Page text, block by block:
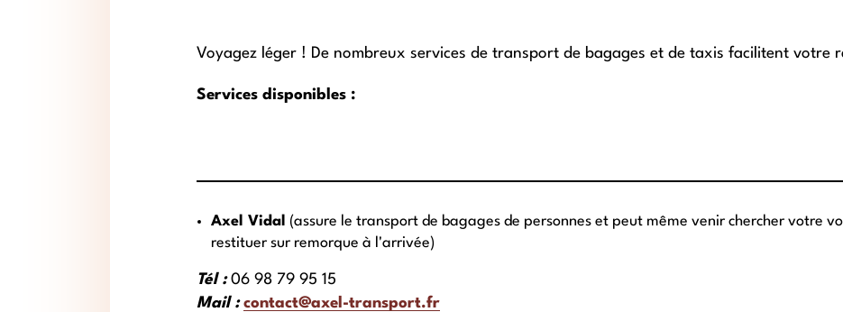
Voyagez léger ! De nombreux services de transport de bagages et de taxis facilitent votre
Services disponibles :
Axel Vidal
(assure le transport de bagages de personnes et peut même venir chercher votre
restituer sur remorque à l'arrivée)
Tél :06 98 79 95 15
Mail : contact@axel-transport.fr